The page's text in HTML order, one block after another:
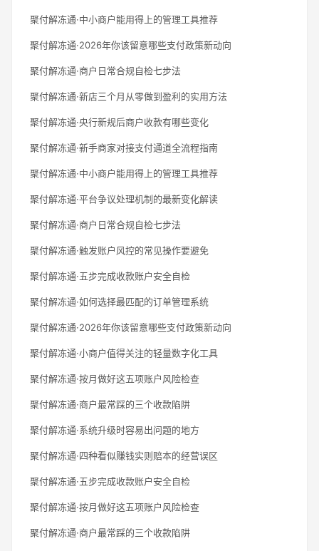
聚付解冻通·中小商户能用得上的管理工具推荐
聚付解冻通·2026年你该留意哪些支付政策新动向
聚付解冻通·商户日常合规自检七步法
聚付解冻通·新店三个月从零做到盈利的实用方法
聚付解冻通·央行新规后商户收款有哪些变化
聚付解冻通·新手商家对接支付通道全流程指南
聚付解冻通·中小商户能用得上的管理工具推荐
聚付解冻通·平台争议处理机制的最新变化解读
聚付解冻通·商户日常合规自检七步法
聚付解冻通·触发账户风控的常见操作要避免
聚付解冻通·五步完成收款账户安全自检
聚付解冻通·如何选择最匹配的订单管理系统
聚付解冻通·2026年你该留意哪些支付政策新动向
聚付解冻通·小商户值得关注的轻量数字化工具
聚付解冻通·按月做好这五项账户风险检查
聚付解冻通·商户最常踩的三个收款陷阱
聚付解冻通·系统升级时容易出问题的地方
聚付解冻通·四种看似赚钱实则赔本的经营误区
聚付解冻通·五步完成收款账户安全自检
聚付解冻通·按月做好这五项账户风险检查
聚付解冻通·商户最常踩的三个收款陷阱